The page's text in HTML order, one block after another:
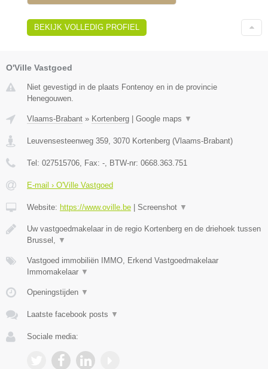
BEKIJK VOLLEDIG PROFIEL
O'Ville Vastgoed
Niet gevestigd in de plaats Fontenoy en in de provincie
Henegouwen.
Vlaams-Brabant » Kortenberg Google maps ▼
Leuvensesteenweg 359, 3070 Kortenberg (Vlaams-Brabant)
Tel: 027515706, Fax: -, BTW-nr: 0668.363.751
E-mail › O'Ville Vastgoed
Website: https://www.oville.be Screenshot ▼
Uw vastgoedmakelaar in de regio Kortenberg en de driehoek tussen
Brussel, ▼
Vastgoed immobiliën IMMO, Erkend Vastgoedmakelaar
Immomakelaar ▼
Openingstijden ▼
Laatste facebook posts ▼
Sociale media: